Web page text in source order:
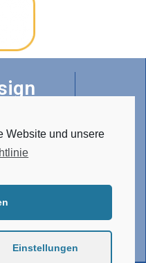
Website und unsere
Einstellungen